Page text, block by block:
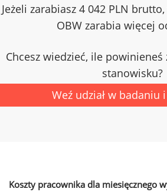
Jeżeli zarabiasz 4 042 PLN
OBW zarabia więcej
Chcesz wiedzieć, ile
stanowisku?
Weź udział w badaniu
Koszty pracownika dla miesięcznego